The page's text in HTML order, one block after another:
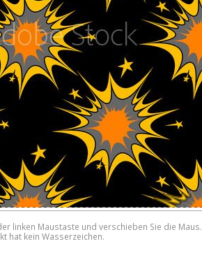
linken Maustaste und verschieben Sie die Maus.
hat kein Wasserzeichen.